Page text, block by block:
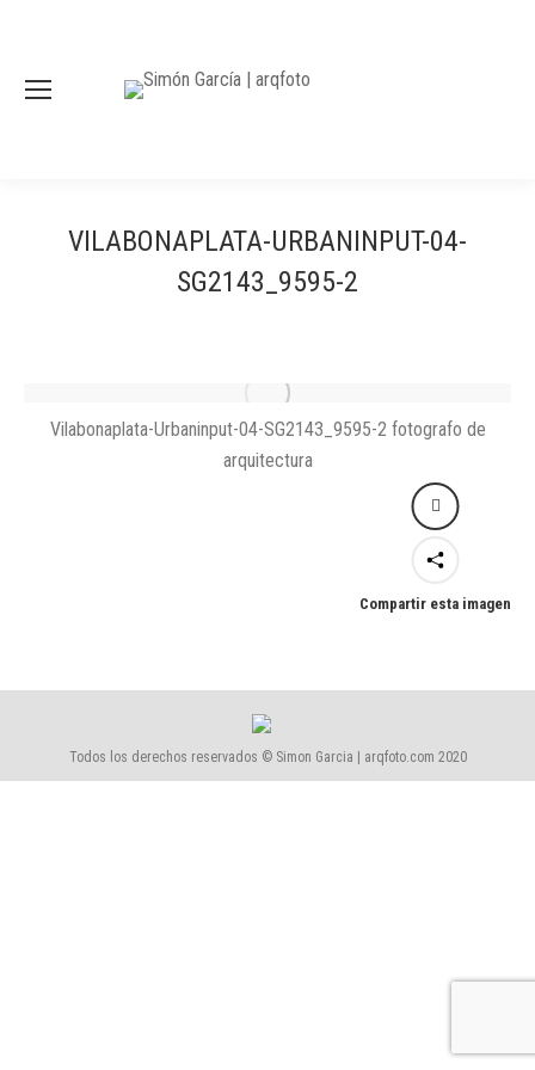
VILABONAPLATA-URBANINPUT-04-
SG2143_9595-2
Vilabonaplata-Urbaninput-04-SG2143_9595-2 fotografo de
arquitectura
Compartir esta imagen
Todos los derechos reservados © Simon Garcia | arqfoto.com 2020